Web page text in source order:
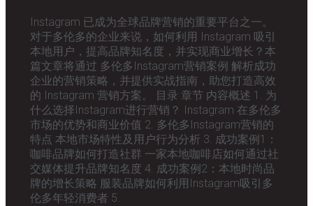
Instagram 已成为全球品牌营销的重要平台之一。
对于多伦多的企业来说，如何利用 Instagram 吸引
本地用户，提高品牌知名度，并实现商业增长？本
篇文章将通过 多伦多Instagram营销案例 解析成功
企业的营销策略，并提供实战指南，助您打造高效
的 Instagram 营销方案。 目录 章节 内容概述 1. 为
什么选择Instagram进行营销？ Instagram 在多伦多
市场的优势和商业价值 2. 多伦多Instagram营销的
特点 本地市场特性及用户行为分析 3. 成功案例1：
咖啡品牌如何打造社群 一家本地咖啡店如何通过社
交媒体提升品牌知名度 4. 成功案例2：本地时尚品
牌的增长策略 服装品牌如何利用Instagram吸引多
伦多年轻消费者 5.